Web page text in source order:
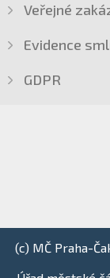
Veřejné
Evidence
GDPR
(c) MČ Praha-